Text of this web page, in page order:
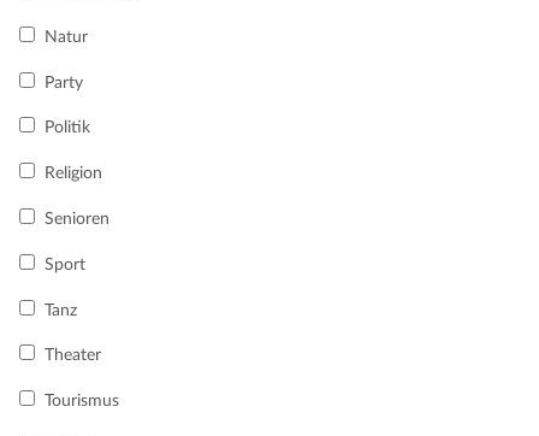
Natur
Party
Politik
Religion
Senioren
Sport
Tanz
Theater
Tourismus